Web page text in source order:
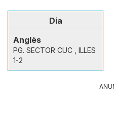
Dia
Anglès
PG. SECTOR CUC , ILLES
1-2